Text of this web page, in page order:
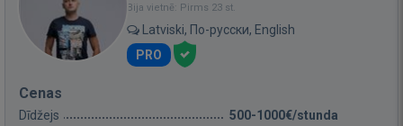
Bija vietnē: Pirms 23 st.
Latviski, По-русски, English
PRO
Cenas
Dīdžejs 500-1000€/stunda